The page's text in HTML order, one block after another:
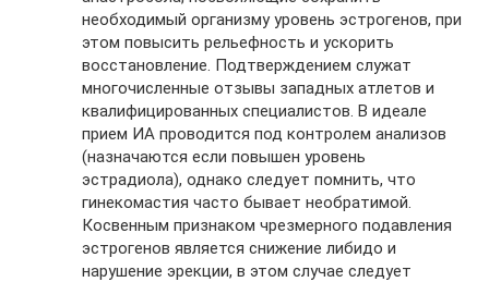
необходимый организму уровень эстрогенов, при
этом повысить рельефность и ускорить
восстановление. Подтверждением служат
многочисленные отзывы западных атлетов и
квалифицированных специалистов. В идеале
прием ИА проводится под контролем анализов
(назначаются если повышен уровень
эстрадиола), однако следует помнить, что
гинекомастия часто бывает необратимой.
Косвенным признаком чрезмерного подавления
эстрогенов является снижение либидо и
нарушение эрекции, в этом случае следует